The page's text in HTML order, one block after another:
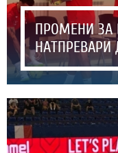
ПРОМЕНИ ЗА